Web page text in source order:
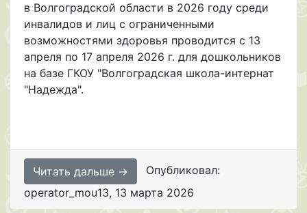
в Волгоградской области в 2026 году среди
инвалидов и лиц с ограниченными
возможностями здоровья проводится с 13
апреля по 17 апреля 2026 г. для дошкольников
на базе ГКОУ "Волгоградская школа-интернат
"Надежда".
Читать дальше →
Опубликовал:
operator_mou13, 13 марта 2026